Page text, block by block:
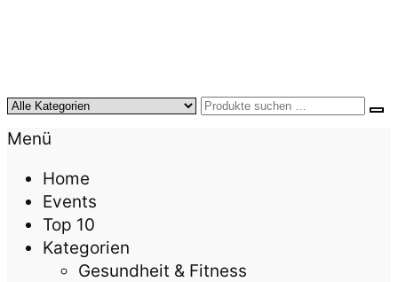
KursTipps.de
Weil Weiterbildung die beste Investition für mehr
Lebensqualität ist.
Menü
Home
Events
Top 10
Kategorien
Gesundheit & Fitness